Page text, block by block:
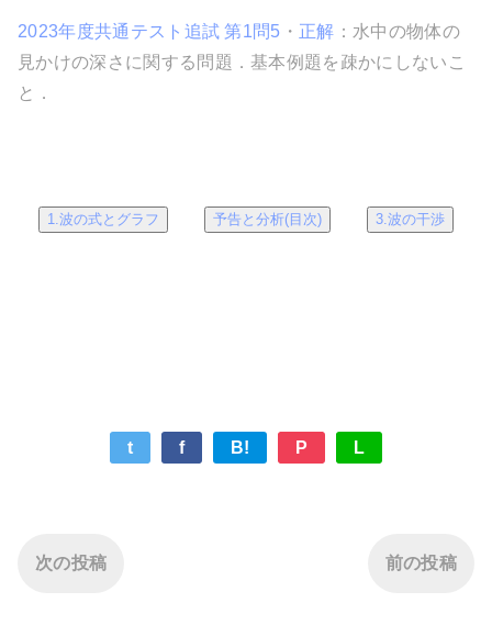
2023年度共通テスト追試 第1問5 ・ 正解 ：水中の物体の
見かけの深さに関する問題．基本例題を疎かにしないこ
と．
1.波の式とグラフ 予告と分析(目次) 3.波の干渉
t f B! P L
次の投稿 前の投稿